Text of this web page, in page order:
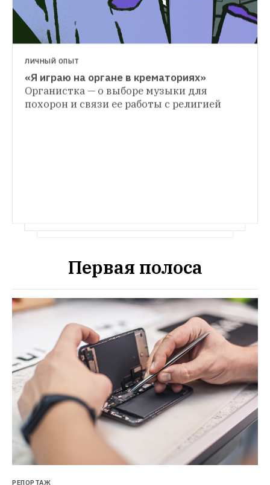
Рихтера продлятся до лета
ЛИЧНЫЙ ОПЫТ
«Я играю на органе в крематориях»
Органистка — о выборе музыки для
Первая полоса
РЕПОРТАЖ